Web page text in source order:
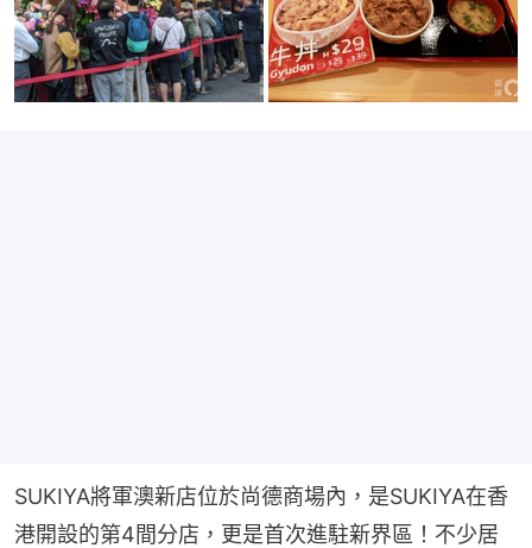
SUKIYA將軍澳新店位於尚德商場內，是SUKIYA在香
港開設的第4間分店，更是首次進駐新界區！不少居